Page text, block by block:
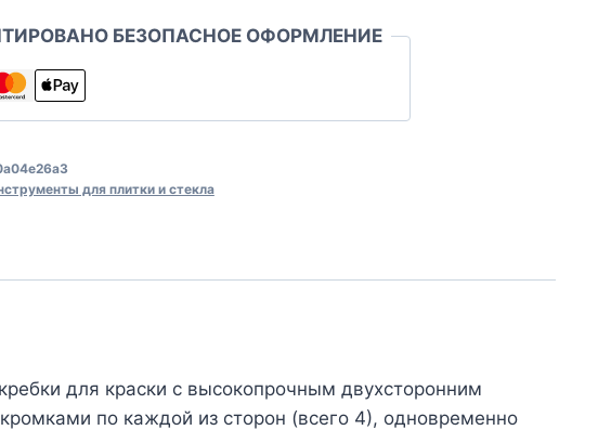
БЕЗОПАСНОЕ ОФОРМЛЕНИЕ
для плитки и стекла
для краски с высокопрочным двухсторонним
по каждой из сторон (всего 4), одновременно